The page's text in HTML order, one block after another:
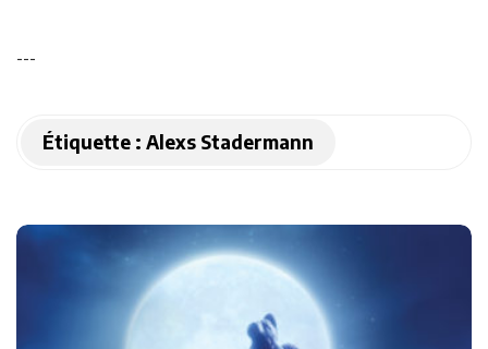
---
Étiquette : Alexs Stadermann